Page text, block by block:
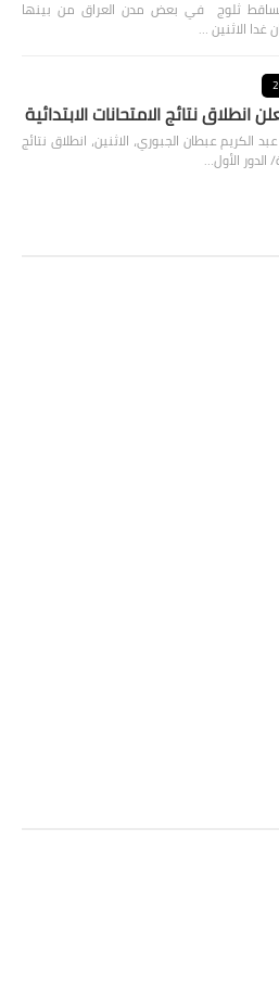
تساقط ثلوج في بعض مدن العراق من بينها
انطلاق نتائج الامتحانات الابتدائية
الكريم عبطان الجبوري، الاثنين، انطلاق نتائج
الدور الأول…